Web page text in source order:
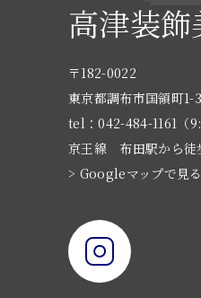
高津装
〒182-0022
東京都調布市国領町1-
tel：042-484-1161（
京王線 布田駅から徒
> Googleマップで見る